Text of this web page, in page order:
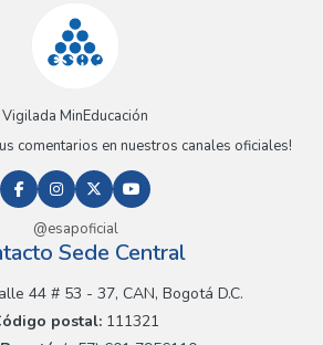
Vigilada MinEducación
comentarios en nuestros canales oficiales!
@esapoficial
Sede Central
44 # 53 - 37, CAN, Bogotá D.C.
postal: 111321